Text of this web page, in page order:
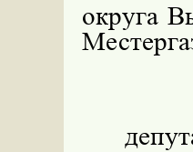
округа